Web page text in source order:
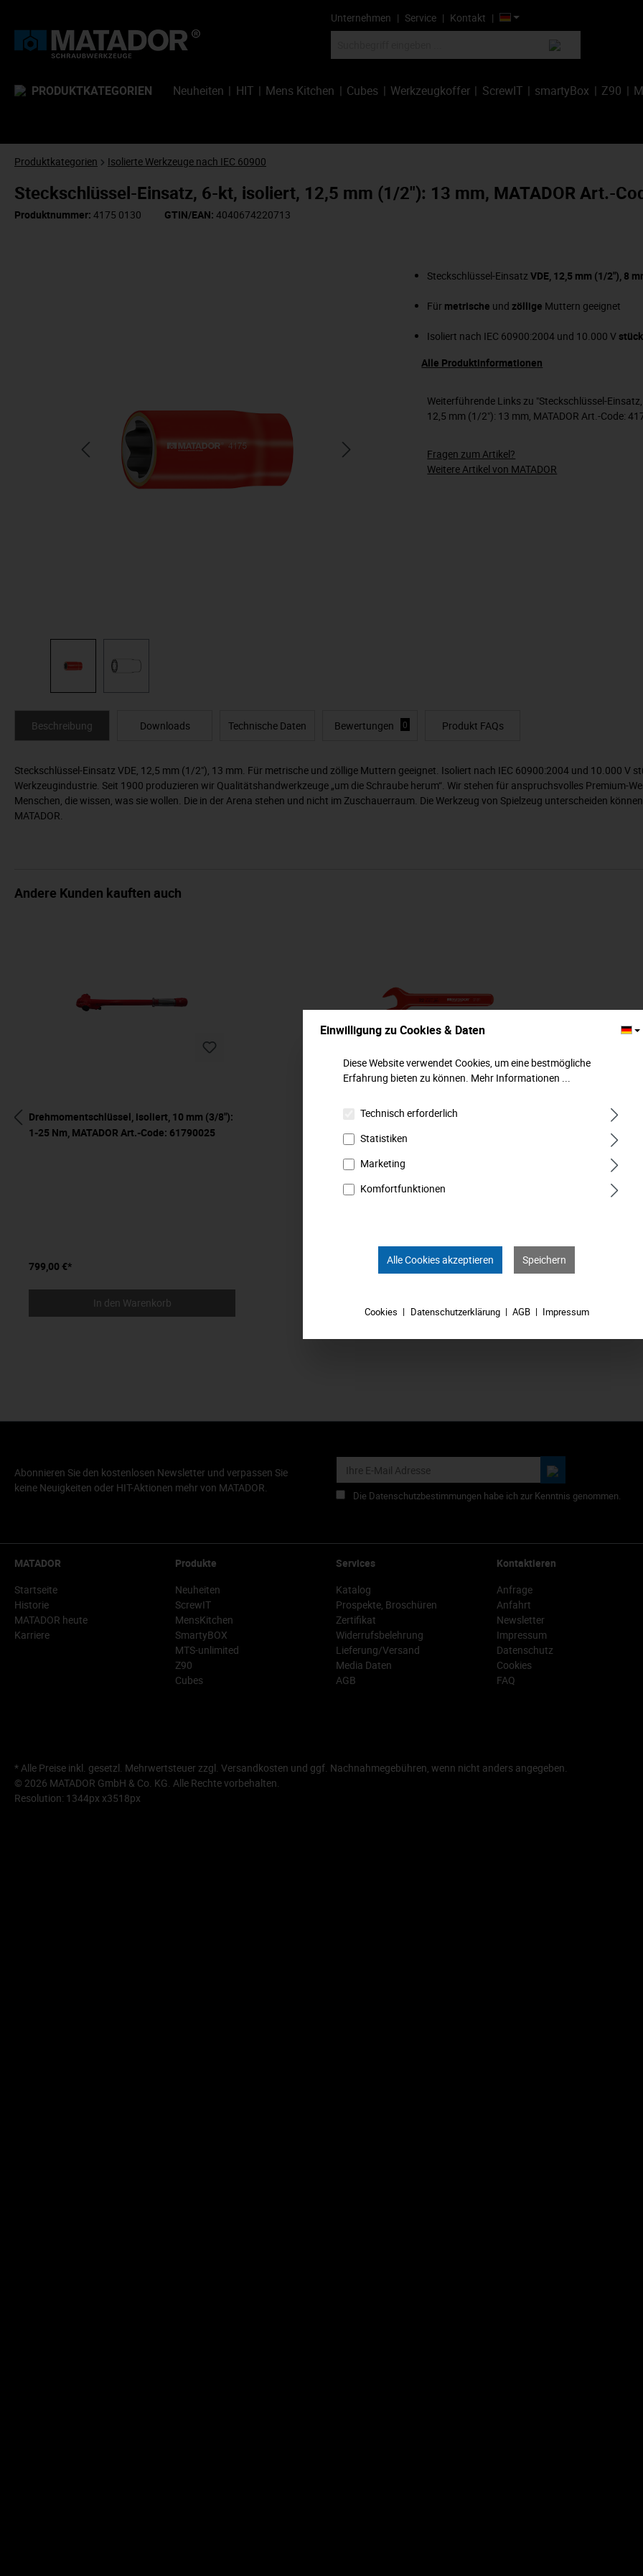
Unternehmen Service Kontakt
PRODUKTKATEGORIEN Neuheiten HIT Mens Kitchen Cubes Werkzeugkoffer ScrewIT smartyBox Z90
Produktkategorien Isolierte Werkzeuge nach IEC 60900
Steckschlüssel-Einsatz, 6-kt, isoliert, 12,5 mm (1/2"): 13 mm, MATADOR Art.-
Produktnummer: 4175 0130 GTIN/EAN: 4040674220713
Steckschlüssel-EinsatzVDE, 12,5 mm (1/2"), 8
Für metrische undzöllige Muttern geeignet
Isoliert nach IEC 60900:2004 und 10.000 V
Alle Produktinformationen
Weiterführende Links zu "Steckschlüssel-
12,5 mm (1/2"): 13 mm, MATADOR Art.-Code:
Fragen zum Artikel?
Weitere Artikel von MATADOR
Beschreibung Downloads Technische Daten Bewertungen 0 Produkt FAQs
Steckschlüssel-Einsatz VDE, 12,5 mm (1/2"), 13 mm. Für metrische und zöllige Muttern geeignet. Isoliert nach IEC 60900:2004 und 10.000 V
Werkzeugindustrie. Seit 1900 produzieren wir Qualitätshandwerkzeuge „um die Schraube herum“. Wir stehen für anspruchsvolles Premium-
Menschen, die wissen, was sie wollen. Die in der Arena stehen und nicht im Zuschauerraum. Die Werkzeug von Spielzeug unterscheiden
MATADOR.
Andere Kunden kauften auch
Drehmomentschlüssel, isoliert, 10 mm (3/8"):
1-25 Nm, MATADOR Art.-Code: 61790025
799,00 €*
In den Warenkorb
Einmaulschlüssel, isoliert, 6 mm, MATADOR
Art.-Code: 01310060
Abonnieren Sie den kostenlosen Newsletter und verpassen Sie
keine Neuigkeiten oder HIT-Aktionen mehr von MATADOR.
Die Datenschutzbestimmungen habe ich zur Kenntnis genommen.
MATADOR
Startseite
Historie
MATADOR heute
Karriere
Produkte
Neuheiten
ScrewIT
MensKitchen
SmartyBOX
MTS-unlimited
Z90
Cubes
Services
Katalog
Prospekte, Broschüren
Zertifikat
Widerrufsbelehrung
Lieferung/Versand
Media Daten
AGB
Kontaktieren
Anfrage
Anfahrt
Newsletter
Impressum
Datenschutz
Cookies
FAQ
* Alle Preise inkl. gesetzl. Mehrwertsteuer zzgl. Versandkosten und ggf. Nachnahmegebühren, wenn nicht anders angegeben.
© 2026 MATADOR GmbH & Co. KG. Alle Rechte vorbehalten.
Resolution: 1344px x3518px
Einwilligung zu Cookies & Daten
Diese Website verwendet Cookies, um eine bestmögliche
Erfahrung bieten zu können. Mehr Informationen ...
Technisch erforderlich
Statistiken
Marketing
Komfortfunktionen
Alle Cookies akzeptieren Speichern
Cookies Datenschutzerklärung AGB Impressum